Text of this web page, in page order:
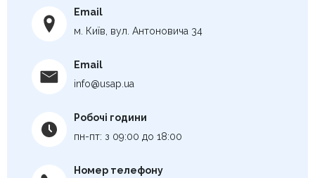
Email
м. Київ, вул. Антоновича 34
Email
info@usap.ua
Робочі години
пн-пт: з 09:00 до 18:00
Номер телефону